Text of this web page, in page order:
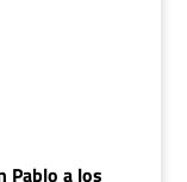
Pablo a los